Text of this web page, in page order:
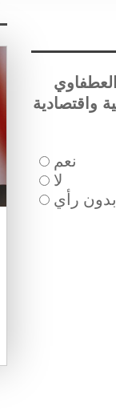
واقتصادية
نعم
لا
بدون رأي